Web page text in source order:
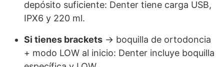
depósito suficiente: Denter tiene carga USB,
IPX6 y 220 ml.
Si tienes brackets → boquilla de ortodoncia
+ modo LOW al inicio: Denter incluye boquilla